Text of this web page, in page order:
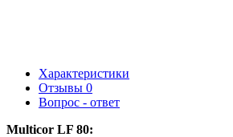
Характеристики
Отзывы 0
Вопрос - ответ
Multicor LF 80: